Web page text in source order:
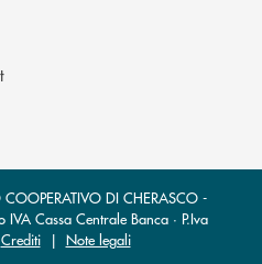
apre l’app di posta elettronica)
(si apre l’app di posta elettronica)
DI CHERASCO -
Cassa Centrale Banca · P.Iva
Crediti| Note legali